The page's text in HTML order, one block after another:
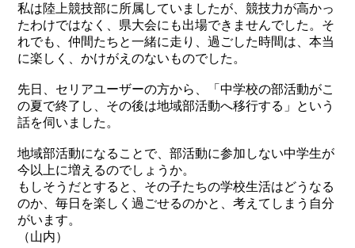
私は陸上競技部に所属していましたが、競技力が高かっ
たわけではなく、県大会にも出場できませんでした。そ
れでも、仲間たちと一緒に走り、過ごした時間は、本当
に楽しく、かけがえのないものでした。
先日、セリアユーザーの方から、「中学校の部活動がこ
の夏で終了し、その後は地域部活動へ移行する」という
話を伺いました。
地域部活動になることで、部活動に参加しない中学生が
今以上に増えるのでしょうか。
もしそうだとすると、その子たちの学校生活はどうなる
のか、毎日を楽しく過ごせるのかと、考えてしまう自分
がいます。
（山内）